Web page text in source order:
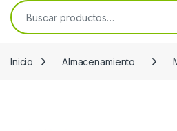
Buscar por:
Inicio Almacenamiento